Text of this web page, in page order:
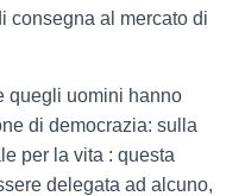
consegna al mercato di
quegli uomini hanno
di democrazia: sulla
per la vita : questa
delegata ad alcuno,